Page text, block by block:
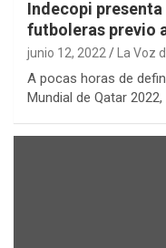
Indecopi
futboleras previo
junio 12, 2022 La Voz
A pocas horas de
Mundial de Qatar 2022,